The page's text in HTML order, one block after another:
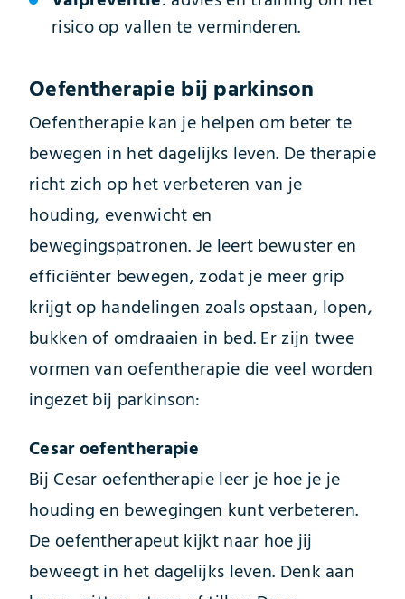
risico op vallen te verminderen.
Oefentherapie bij parkinson
Oefentherapie kan je helpen om beter te
bewegen in het dagelijks leven. De therapie
richt zich op het verbeteren van je
houding, evenwicht en
bewegingspatronen. Je leert bewuster en
efficiënter bewegen, zodat je meer grip
krijgt op handelingen zoals opstaan, lopen,
bukken of omdraaien in bed. Er zijn twee
vormen van oefentherapie die veel worden
ingezet bij parkinson:
Cesar oefentherapie
Bij Cesar oefentherapie leer je hoe je je
houding en bewegingen kunt verbeteren.
De oefentherapeut kijkt naar hoe jij
beweegt in het dagelijks leven. Denk aan